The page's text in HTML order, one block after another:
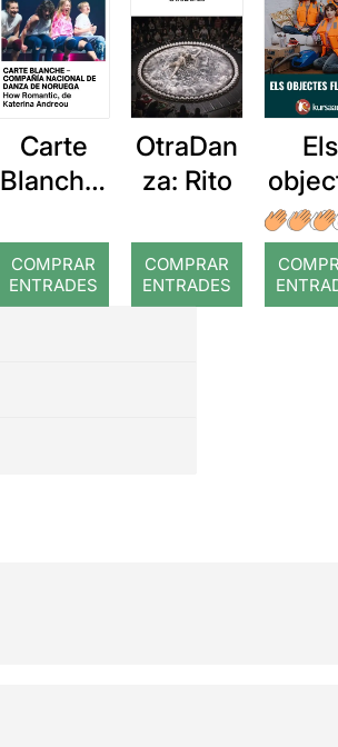
Carte
Blanche:
Romanti
c
COMPRAR
ENTRADES
OtraDan
za: Rito
COMPRAR
ENTRADES
Els
de